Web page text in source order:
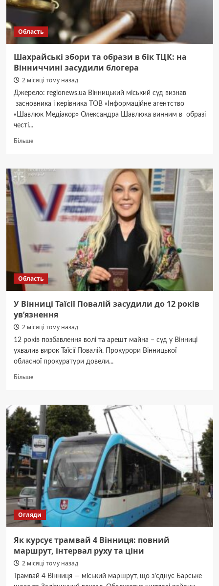
Область
Шахрайські збори та образи в бік ТЦК: на
Вінниччині засудили блогера
2 місяці тому назад
Джерело: regionews.ua Вінницький міський суд визнав
засновника і керівника ТОВ «Інформаційне агентство
«Шавлюк Медіакор» Олександра Шавлюка винним в образі
честі...
БільшеДокладніше
збори
та
образи
в
бік
ТЦК:
блогера
Область
У Вінниці Таїсії Повалій засудили до 12 років
ув’язнення
2 місяці тому назад
12 років позбавлення волі та арешт майна – суд у Вінниці
ухвалив вирок Таїсії Повалій. Прокурори Вінницької
обласної прокуратури довели...
БільшеДокладніше
Вінниці
Таїсії
Повалій
засудили
до
12
років
ув’язнення
Огляди
Як курсує трамвай 4 Вінниця: повний
маршрут, інтервал руху та ціни
2 місяці тому назад
Трамвай 4 Вінниця — міський маршрут, що з’єднує Барське